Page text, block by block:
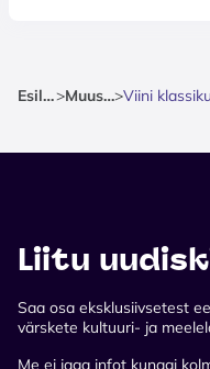
Esileht> Muusika>
Liitu
Saa osa eksklusiivsetest
värskete kultuuri- ja
Me ei jaga infot kunagi